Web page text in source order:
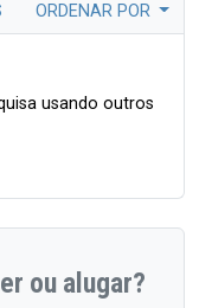
ORDENAR POR
usando outros
ou alugar?